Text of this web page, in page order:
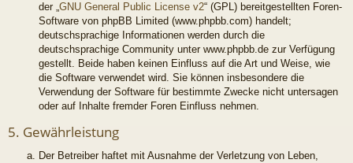
der „GNU General Public License v2“ (GPL) bereitgestellten Foren-
Software von phpBB Limited (www.phpbb.com) handelt;
deutschsprachige Informationen werden durch die
deutschsprachige Community unter www.phpbb.de zur Verfügung
gestellt. Beide haben keinen Einfluss auf die Art und Weise, wie
die Software verwendet wird. Sie können insbesondere die
Verwendung der Software für bestimmte Zwecke nicht untersagen
oder auf Inhalte fremder Foren Einfluss nehmen.
5. Gewährleistung
Der Betreiber haftet mit Ausnahme der Verletzung von Leben,